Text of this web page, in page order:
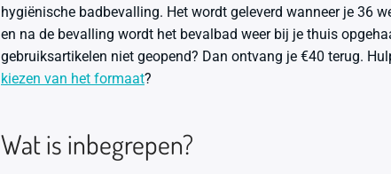
hygiënische badbevalling. Het wordt geleverd wanneer je 36
en na de bevalling wordt het bevalbad weer bij je thuis
gebruiksartikelen niet geopend? Dan ontvang je €40 terug.
kiezen van het formaat?
Wat is inbegrepen?